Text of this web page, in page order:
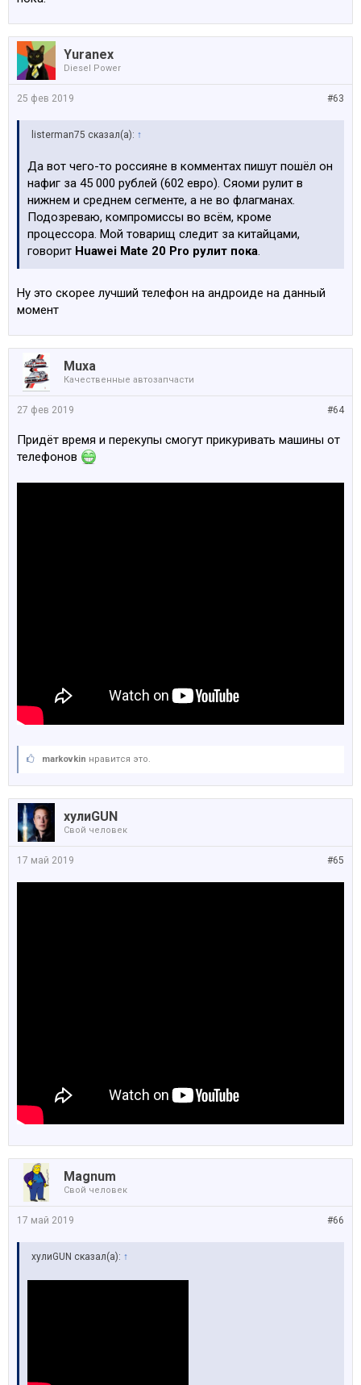
Yuranex
Diesel Power
#63
25 фев 2019
listerman75 сказал(а): ↑
Да вот чего-то россияне в комментах пишут пошёл он
нафиг за 45 000 рублей (602 евро). Сяоми рулит в
нижнем и среднем сегменте, а не во флагманах.
Подозреваю, компромиссы во всём, кроме
процессора. Мой товарищ следит за китайцами,
говорит Huawei Mate 20 Pro рулит пока.
Ну это скорее лучший телефон на андроиде на данный
момент
Muxa
Качественные автозапчасти
#64
27 фев 2019
Придёт время и перекупы смогут прикуривать машины от
телефонов
markovkin нравится это.
хулиGUN
Свой человек
#65
17 май 2019
Magnum
Свой человек
#66
17 май 2019
хулиGUN сказал(а): ↑